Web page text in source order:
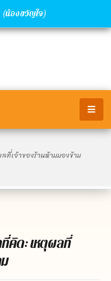
(น้องขวัญใจ)
ที่เจ้าของร้านห้ามมองข้าม
คิด: เหตุผลที่